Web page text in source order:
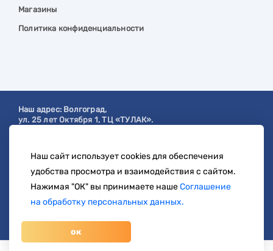
Магазины
Политика конфиденциальности
Наш адрес: Волгоград,
ул. 25 лет Октября 1, ТЦ «ТУЛАК».
с 9:00 до 19:00
8 904 404-57-57
zakaz@svetberi34.ru
© 1996-2026 svetberi.com (Светбери.рф)
Магазин электротехнических товаров.
Наш сайт использует cookies для обеспечения
удобства просмотра и взаимодействия с сайтом.
Нажимая "ОК" вы принимаете нашеСоглашение
на обработку персональных данных.
ок